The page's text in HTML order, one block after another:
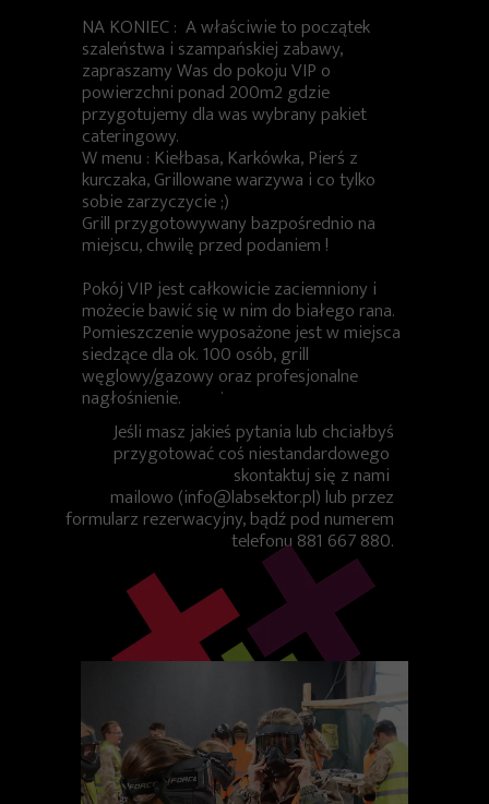
.
Jeśli masz jakieś pytania lub chciałbyś
przygotować coś niestandardowego
skontaktuj się z nami
mailowo (info@labsektor.pl) lub przez
formularz rezerwacyjny, bądź pod numerem
telefonu 881 667 880.
NA KONIEC : A właściwie to początek
szaleństwa i szampańskiej zabawy,
zapraszamy Was do pokoju VIP o
powierzchni ponad 200m2 gdzie
przygotujemy dla was wybrany pakiet
cateringowy.
W menu : Kiełbasa, Karkówka, Pierś z
kurczaka, Grillowane warzywa i co tylko
sobie zarzyczycie ;)
Grill przygotowywany bazpośrednio na
miejscu, chwilę przed podaniem !
Pokój VIP jest całkowicie zaciemniony i
możecie bawić się w nim do białego rana.
Pomieszczenie wyposażone jest w miejsca
siedzące dla ok. 100 osób, grill
węglowy/gazowy oraz profesjonalne
nagłośnienie.